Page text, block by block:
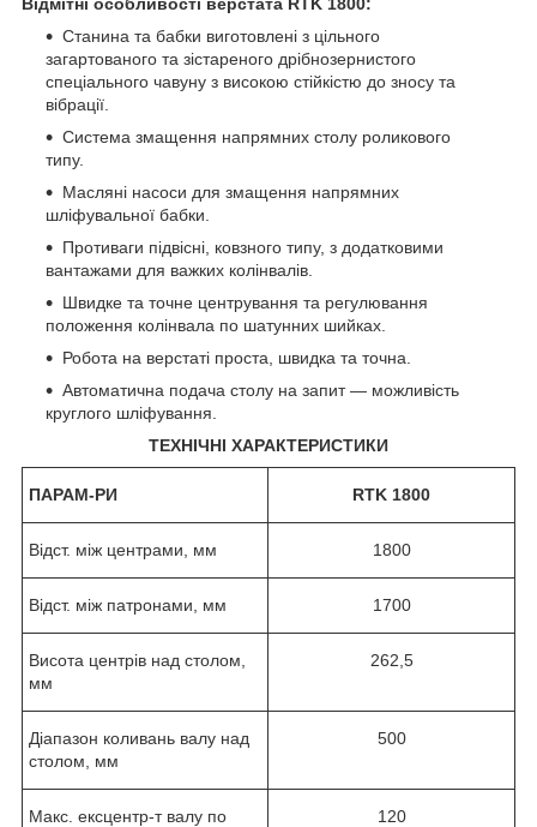
Станина та бабки виготовлені з цільного
загартованого та зістареного дрібнозернистого
спеціального чавуну з високою стійкістю до зносу та
вібрації.
Система змащення напрямних столу роликового
типу.
Масляні насоси для змащення напрямних
шліфувальної бабки.
Противаги підвісні, ковзного типу, з додатковими
вантажами для важких колінвалів.
Швидке та точне центрування та регулювання
положення колінвала по шатунних шийках.
Робота на верстаті проста, швидка та точна.
Автоматична подача столу на запит — можливість
круглого шліфування.
ТЕХНІЧНІ ХАРАКТЕРИСТИКИ
ПАРАМ-РИ RTK 1800
Відст. між центрами, мм 1800
Відст. між патронами, мм 1700
Висота центрів над столом,
мм
262,5
Діапазон коливань валу над
столом, мм
500
Макс. ексцентр-т валу по
120